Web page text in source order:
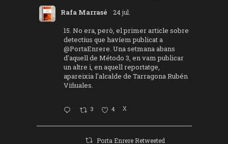
Rafa Marrasé 24 jul.
15. No era, però, el primer article sobre
detectius que havíem publicat a
@PortaEnrere. Una setmana abans
d'aquell de Método 3, en vam publicar
un altre i, en aquell reportatge,
apareixia l'alcalde de Tarragona Rubén
Viñuales.
3 4 X
Porta Enrere Retweeted